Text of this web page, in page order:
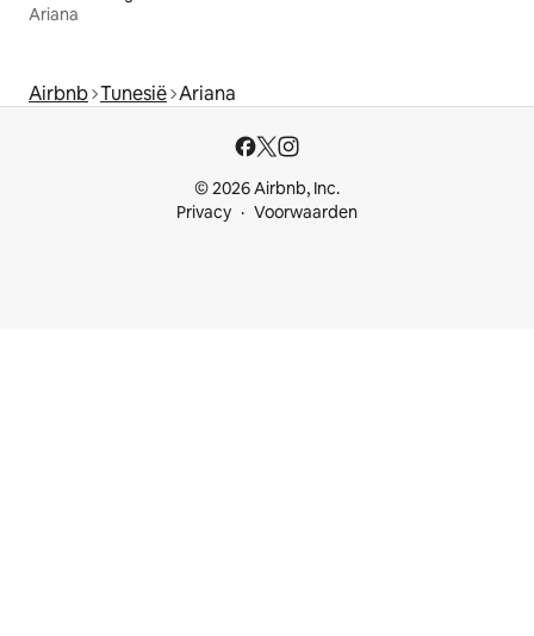
Ariana
Airbnb Tunesië Ariana
© 2026 Airbnb, Inc.
Privacy
Voorwaarden